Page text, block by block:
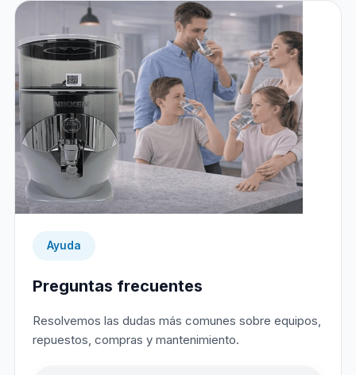
Ayuda
Preguntas frecuentes
Resolvemos las dudas más comunes sobre equipos,
repuestos, compras y mantenimiento.